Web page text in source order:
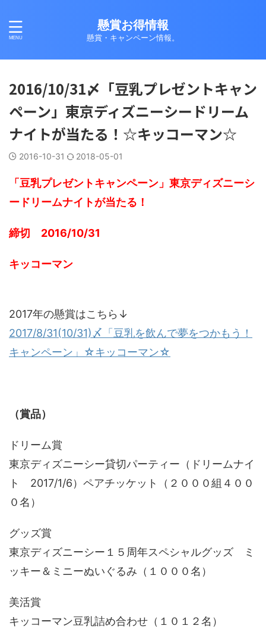
懸賞お得情報
懸賞・キャンペーン情報。
2016/10/31〆「豆乳プレゼントキャン
ペーン」東京ディズニーシードリーム
ナイトが当たる！☆キッコーマン☆
2016-10-31 2018-05-01
「豆乳プレゼントキャンペーン」東京ディズニーシ
ードリームナイトが当たる！
締切 2016/10/31
キッコーマン
2017年の懸賞はこちら↓
2017/8/31(10/31)〆「豆乳を飲んで夢をつかもう！
キャンペーン」☆キッコーマン☆
（賞品）
ドリーム賞
東京ディズニーシー貸切パーティー（ドリームナイ
ト 2017/1/6）ペアチッケット（２０００組４００
０名）
グッズ賞
東京ディズニーシー１５周年スペシャルグッズ ミ
ッキー＆ミニーぬいぐるみ（１０００名）
美活賞
キッコーマン豆乳詰め合わせ（１０１２名）